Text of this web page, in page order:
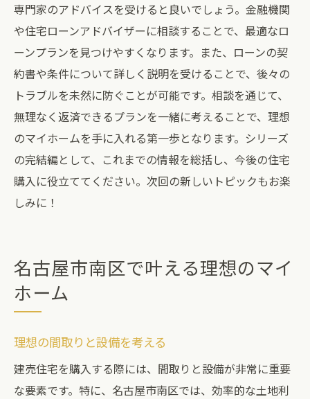
専門家のアドバイスを受けると良いでしょう。金融機関
や住宅ローンアドバイザーに相談することで、最適なロ
ーンプランを見つけやすくなります。また、ローンの契
約書や条件について詳しく説明を受けることで、後々の
トラブルを未然に防ぐことが可能です。相談を通じて、
無理なく返済できるプランを一緒に考えることで、理想
のマイホームを手に入れる第一歩となります。シリーズ
の完結編として、これまでの情報を総括し、今後の住宅
購入に役立ててください。次回の新しいトピックもお楽
しみに！
名古屋市南区で叶える理想のマイ
ホーム
理想の間取りと設備を考える
建売住宅を購入する際には、間取りと設備が非常に重要
な要素です。特に、名古屋市南区では、効率的な土地利